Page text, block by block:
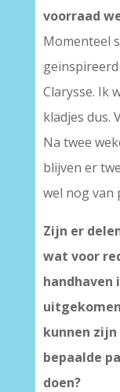
voorraad
Momenteel
Clarysse. Ik
kladjes dus.
Na twee
blijven er
wel nog van
Zijn er
wat voor
handhaven
kunnen
bepaalde
doen?